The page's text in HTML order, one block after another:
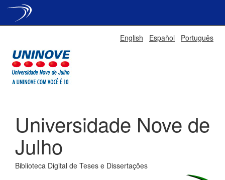
English Español Português
Universidade Nove de
Julho
Biblioteca Digital de Teses e Dissertações